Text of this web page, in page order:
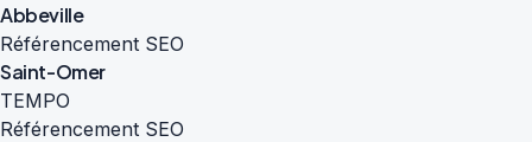
Abbeville
Référencement SEO
Saint-Omer
TEMPO
Référencement SEO